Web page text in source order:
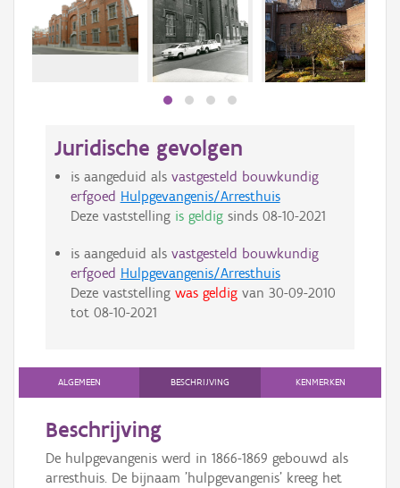
Juridische gevolgen
is aangeduid als vastgesteld bouwkundig
erfgoed Hulpgevangenis/Arresthuis
Deze vaststelling is geldigsinds 08-10-2021
is aangeduid als vastgesteld bouwkundig
erfgoed Hulpgevangenis/Arresthuis
Deze vaststelling was geldigvan 30-09-2010
tot 08-10-2021
ALGEMEEN BESCHRIJVING KENMERKEN
Beschrijving
De hulpgevangenis werd in 1866-1869 gebouwd als
arresthuis. De bijnaam 'hulpgevangenis' kreeg het